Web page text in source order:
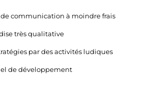
communication à moindre frais
très qualitative
par des activités ludiques
de développement